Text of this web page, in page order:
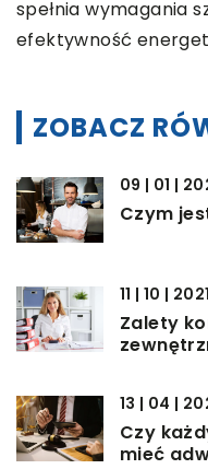
spełnia wymagania
efektywność
ZOBACZ
09 | 01 |
Czym
11 | 10 | 2021
Zalety
13 | 04 |
Czy
mieć